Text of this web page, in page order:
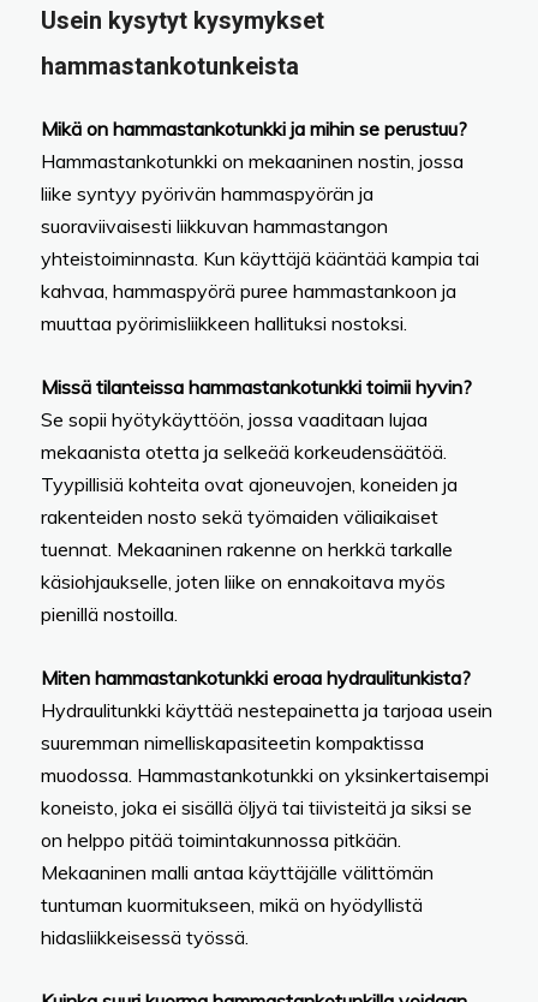
Usein kysytyt kysymykset
hammastankotunkeista
Mikä on hammastankotunkki ja mihin se perustuu?
Hammastankotunkki on mekaaninen nostin, jossa
liike syntyy pyörivän hammaspyörän ja
suoraviivaisesti liikkuvan hammastangon
yhteistoiminnasta. Kun käyttäjä kääntää kampia tai
kahvaa, hammaspyörä puree hammastankoon ja
muuttaa pyörimisliikkeen hallituksi nostoksi.
Missä tilanteissa hammastankotunkki toimii hyvin?
Se sopii hyötykäyttöön, jossa vaaditaan lujaa
mekaanista otetta ja selkeää korkeudensäätöä.
Tyypillisiä kohteita ovat ajoneuvojen, koneiden ja
rakenteiden nosto sekä työmaiden väliaikaiset
tuennat. Mekaaninen rakenne on herkkä tarkalle
käsiohjaukselle, joten liike on ennakoitava myös
pienillä nostoilla.
Miten hammastankotunkki eroaa hydraulitunkista?
Hydraulitunkki käyttää nestepainetta ja tarjoaa usein
suuremman nimelliskapasiteetin kompaktissa
muodossa. Hammastankotunkki on yksinkertaisempi
koneisto, joka ei sisällä öljyä tai tiivisteitä ja siksi se
on helppo pitää toimintakunnossa pitkään.
Mekaaninen malli antaa käyttäjälle välittömän
tuntuman kuormitukseen, mikä on hyödyllistä
hidasliikkeisessä työssä.